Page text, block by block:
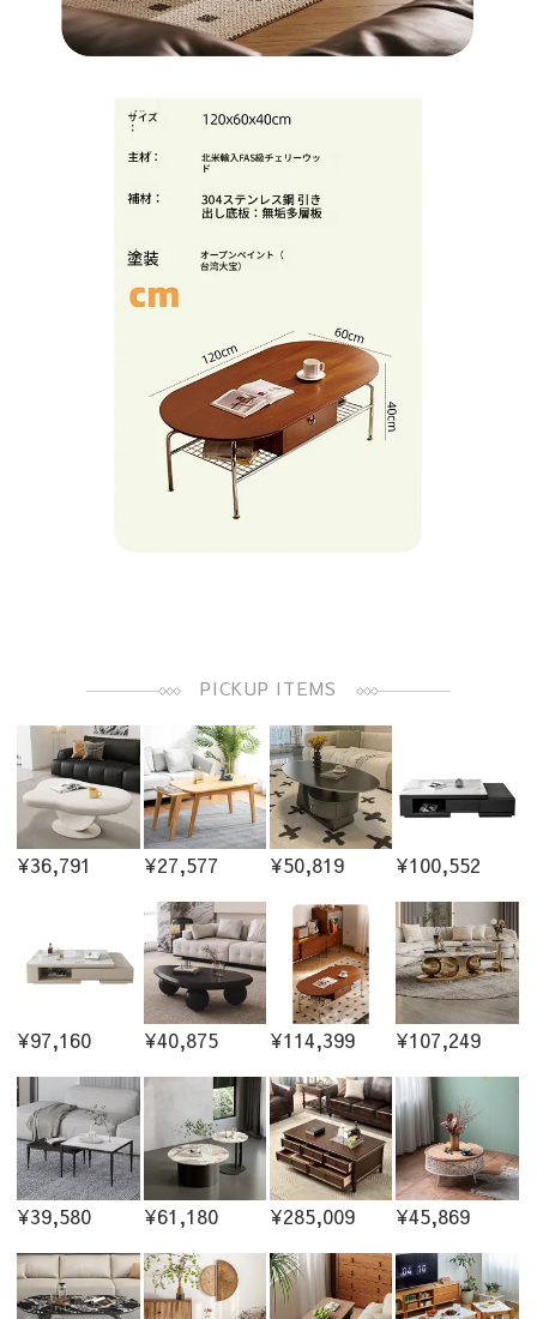
PICKUP ITEMS
¥36,791 ¥27,577 ¥50,819 ¥100,552
¥97,160 ¥40,875 ¥114,399 ¥107,249
¥39,580 ¥61,180 ¥285,009 ¥45,869